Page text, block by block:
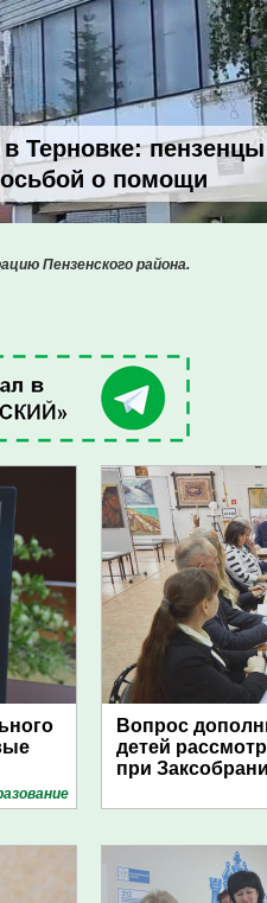
Терновке: пензенцы
о помощи
Пензенского района.
Вопрос
детей
при